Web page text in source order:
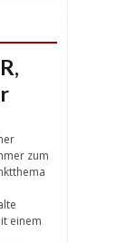
zum
einem